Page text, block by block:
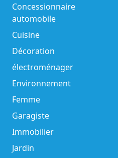
Concessionnaire
automobile
Cuisine
Décoration
électroménager
Environnement
Femme
Garagiste
Immobilier
Jardin